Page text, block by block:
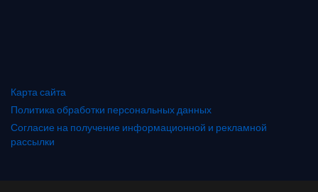
Карта сайта
Политика обработки персональных данных
Согласие на получение информационной и рекламной
рассылки